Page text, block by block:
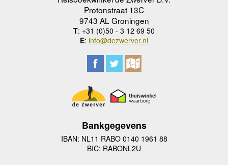
Protonstraat 13C
9743 AL Groningen
T: +31 (0)50 - 3 12 69 50
E: info@dezwerver.nl
Bankgegevens
IBAN: NL11 RABO 0140 1961 88
BIC: RABONL2U